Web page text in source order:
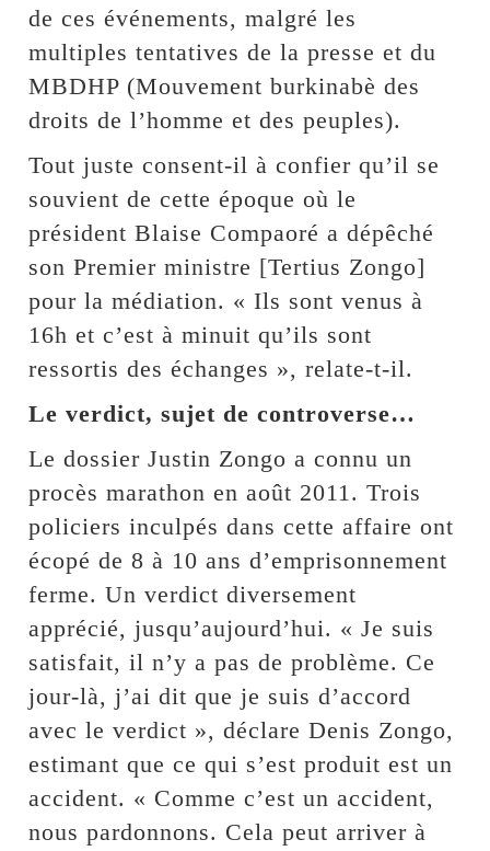
de ces événements, malgré les
multiples tentatives de la presse et du
MBDHP (Mouvement burkinabè des
droits de l’homme et des peuples).
Tout juste consent-il à confier qu’il se
souvient de cette époque où le
président Blaise Compaoré a dépêché
son Premier ministre [Tertius Zongo]
pour la médiation. « Ils sont venus à
16h et c’est à minuit qu’ils sont
ressortis des échanges », relate-t-il.
Le verdict, sujet de controverse…
Le dossier Justin Zongo a connu un
procès marathon en août 2011. Trois
policiers inculpés dans cette affaire ont
écopé de 8 à 10 ans d’emprisonnement
ferme. Un verdict diversement
apprécié, jusqu’aujourd’hui. « Je suis
satisfait, il n’y a pas de problème. Ce
jour-là, j’ai dit que je suis d’accord
avec le verdict », déclare Denis Zongo,
estimant que ce qui s’est produit est un
accident. « Comme c’est un accident,
nous pardonnons. Cela peut arriver à